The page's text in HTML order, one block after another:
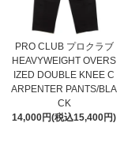
PRO CLUB プロクラブ
HEAVYWEIGHT OVERS
IZED DOUBLE KNEE C
ARPENTER PANTS/BLA
CK
14,000円(税込15,400円)